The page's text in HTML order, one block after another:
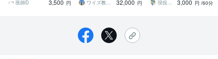
医師D
3,500 円
ワイズ教育研究所
32,000 円
だきます
現役国立医学部生 オンライン家庭教師
3,000 円 /60分